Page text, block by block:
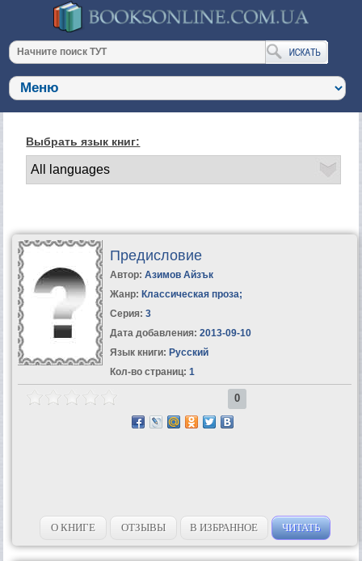
Выбрать язык книг:
Предисловие
Автор: Азимов Айзък
Жанр: Классическая проза;
Серия: 3
Дата добавления: 2013-09-10
Язык книги: Русский
Кол-во страниц: 1
0
О КНИГЕ ОТЗЫВЫ В ИЗБРАННОЕ ЧИТАТЬ